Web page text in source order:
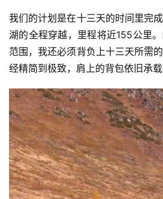
我们的计划是在十三天的时间里完
湖的全程穿越，里程将近155公里
范围，我还必须背负上十三天所需
经精简到极致，肩上的背包依旧承载